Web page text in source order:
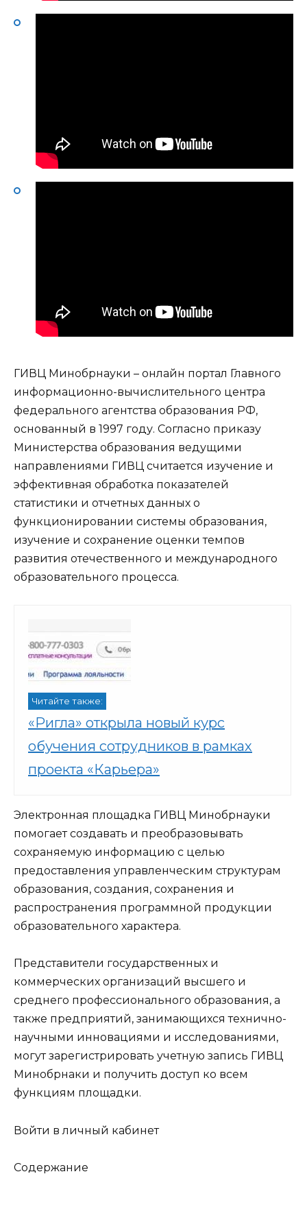
ГИВЦ Минобрнауки – онлайн портал Главного
информационно-вычислительного центра
федерального агентства образования РФ,
основанный в 1997 году. Согласно приказу
Министерства образования ведущими
направлениями ГИВЦ считается изучение и
эффективная обработка показателей
статистики и отчетных данных о
функционировании системы образования,
изучение и сохранение оценки темпов
развития отечественного и международного
образовательного процесса.
Читайте также:
«Ригла» открыла новый курс
обучения сотрудников в рамках
проекта «Карьера»
Электронная площадка ГИВЦ Минобрнауки
помогает создавать и преобразовывать
сохраняемую информацию с целью
предоставления управленческим структурам
образования, создания, сохранения и
распространения программной продукции
образовательного характера.
Представители государственных и
коммерческих организаций высшего и
среднего профессионального образования, а
также предприятий, занимающихся технично-
научными инновациями и исследованиями,
могут зарегистрировать учетную запись ГИВЦ
Минобрнаки и получить доступ ко всем
функциям площадки.
Войти в личный кабинет
Содержание